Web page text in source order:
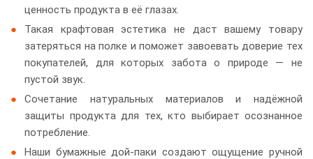
ценность продукта в её глазах.
Такая крафтовая эстетика не даст вашему товару
затеряться на полке и поможет завоевать доверие тех
покупателей, для которых забота о природе — не
пустой звук.
Сочетание натуральных материалов и надёжной
защиты продукта для тех, кто выбирает осознанное
потребление.
Наши бумажные дой-паки создают ощущение ручной